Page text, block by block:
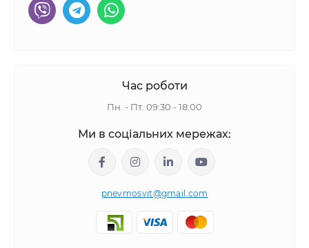
Час роботи
Пн. - Пт. 09:30 - 18:00
Ми в соціальних мережах:
pnevmosvit@gmail.com